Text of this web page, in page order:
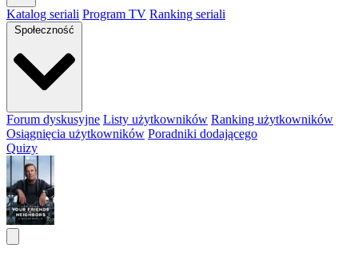
Katalog seriali Program TV Ranking seriali
Społeczność
Forum dyskusyjne Listy użytkowników Ranking użytkowników
Osiągnięcia użytkowników Poradniki dodającego
Quizy